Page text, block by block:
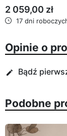
2 059,00 zł
17 dni
Opinie o
edit Bądź
Podobne